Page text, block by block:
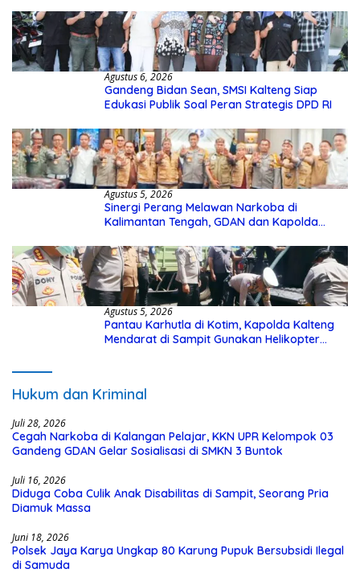
Agustus 6, 2026
Gandeng Bidan Sean, SMSI Kalteng Siap
Edukasi Publik Soal Peran Strategis DPD RI
Agustus 5, 2026
Sinergi Perang Melawan Narkoba di
Kalimantan Tengah, GDAN dan Kapolda
Agustus 5, 2026
Pantau Karhutla di Kotim, Kapolda Kalteng
Mendarat di Sampit Gunakan Helikopter
Hukum dan Kriminal
Juli 28, 2026
Cegah Narkoba di Kalangan Pelajar, KKN UPR Kelompok 03
Gandeng GDAN Gelar Sosialisasi di SMKN 3 Buntok
Juli 16, 2026
Diduga Coba Culik Anak Disabilitas di Sampit, Seorang Pria
Diamuk Massa
Juni 18, 2026
Polsek Jaya Karya Ungkap 80 Karung Pupuk Bersubsidi Ilegal
di Samuda